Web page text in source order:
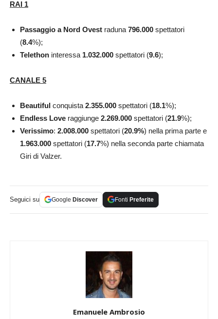
RAI 1
Passaggio a Nord Ovest raduna 796.000 spettatori
(8.4%);
Telethon interessa 1.032.000 spettatori (9.6);
CANALE 5
Beautiful conquista 2.355.000 spettatori (18.1%);
Endless Love raggiunge 2.269.000 spettatori (21.9%);
Verissimo: 2.008.000 spettatori (20.9%) nella prima parte e
1.963.000 spettatori (17.7%) nella seconda parte chiamata
Giri di Valzer.
Seguici su Google Discover Fonti Preferite
Emanuele Ambrosio